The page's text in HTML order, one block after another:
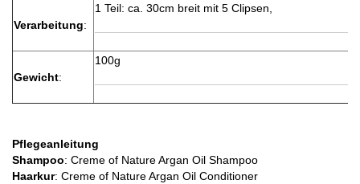
Verarbeitung:
1 Teil: ca. 30cm breit mit 5 Clipsen,
Gewicht:
100g
Pflegeanleitung
Shampoo: Creme of Nature Argan Oil Shampoo
Haarkur: Creme of Nature Argan Oil Conditioner